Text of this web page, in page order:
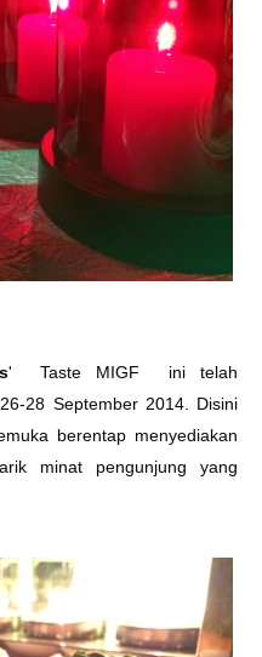
' Taste MIGF ini telah
28 September 2014. Disini
berentap menyediakan
minat pengunjung yang